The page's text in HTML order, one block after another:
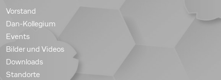
Vorstand
Dan-Kollegium
Events
Bilder und Videos
Downloads
Standorte